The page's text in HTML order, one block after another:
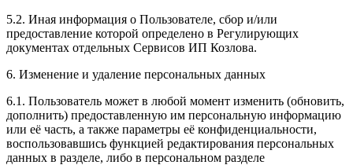
5.2. Иная информация о Пользователе, сбор и/или
предоставление которой определено в Регулирующих
документах отдельных Сервисов ИП Козлова.
6. Изменение и удаление персональных данных
6.1. Пользователь может в любой момент изменить (обновить,
дополнить) предоставленную им персональную информацию
или её часть, а также параметры её конфиденциальности,
воспользовавшись функцией редактирования персональных
данных в разделе, либо в персональном разделе